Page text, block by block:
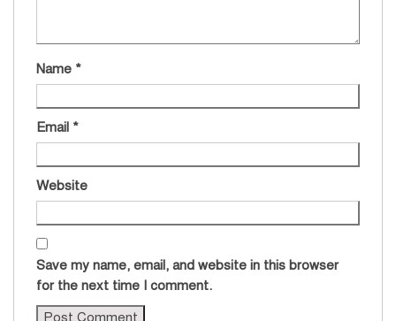
Name *
Email *
Website
Save my name, email, and website in this browser
for the next time I comment.